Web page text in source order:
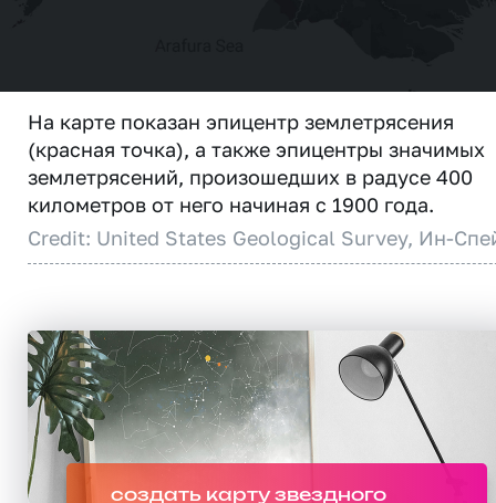
На карте показан эпицентр землетрясения
(красная точка), а также эпицентры значимых
землетрясений, произошедших в радусе 400
километров от него начиная с 1900 года.
Credit: United States Geological Survey, Ин-
создать карту звездного